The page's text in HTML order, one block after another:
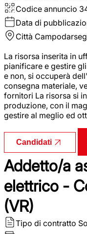
Codice annuncio
Data di
Città
La risorsa inserita in
pianificare e gestire
e non, si occuperà
consegna materiale,
fornitori La risorsa si
produzione, con il
gestire al meglio ed
Candidati
Addetto/a
elettrico -
(VR)
Tipo di contratto